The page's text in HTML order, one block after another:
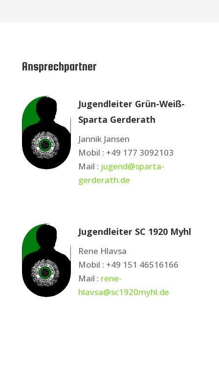
Ansprechpartner
Jugendleiter Grün-Weiß-
Sparta Gerderath
Jannik Jansen
Mobil : +49 177 3092103
Mail : jugend@sparta-
gerderath.de
Jugendleiter SC 1920 Myhl
Rene Hlavsa
Mobil : +49 151 46516166
Mail : rene-
hlavsa@sc1920myhl.de